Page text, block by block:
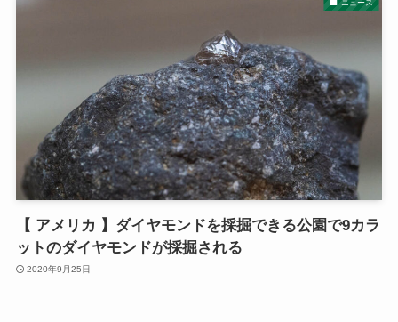
ニュース
【 アメリカ 】ダイヤモンドを採掘できる公園で9カラ
ットのダイヤモンドが採掘される
2020年9月25日